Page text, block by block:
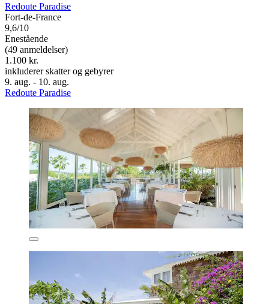
Redoute Paradise
Fort-de-France
9,6/10
Enestående
(49 anmeldelser)
1.100 kr.
inkluderer skatter og gebyrer
9. aug. - 10. aug.
Redoute Paradise